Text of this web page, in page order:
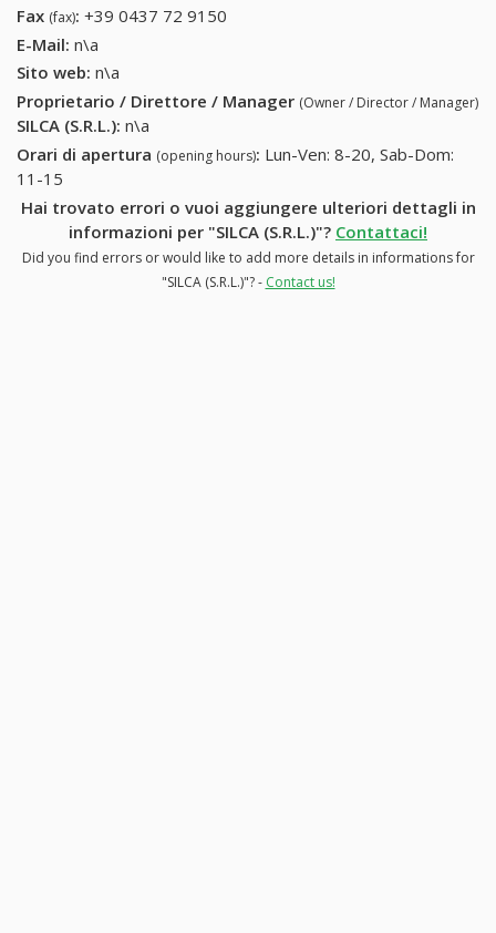
Fax (fax): +39 0437 72 9150
E-Mail: n\a
Sito web: n\a
Proprietario / Direttore / Manager (Owner / Director / Manager)
SILCA (S.R.L.): n\a
Orari di apertura (opening hours): Lun-Ven: 8-20, Sab-Dom:
11-15
Hai trovato errori o vuoi aggiungere ulteriori dettagli in
informazioni per "SILCA (S.R.L.)"? Contattaci!
Did you find errors or would like to add more details in informations for
"SILCA (S.R.L.)"? - Contact us!